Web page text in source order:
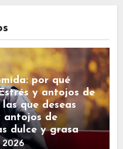
por qué
y antojos de
que deseas
antojos de
dulce y grasa
2026